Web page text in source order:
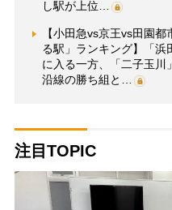
し駅が上位…
【小田急vs京王vs田園
る駅」ランキング】「浜
に入る一方、「二子玉
沿線の勝ち組と…
注目TOPIC